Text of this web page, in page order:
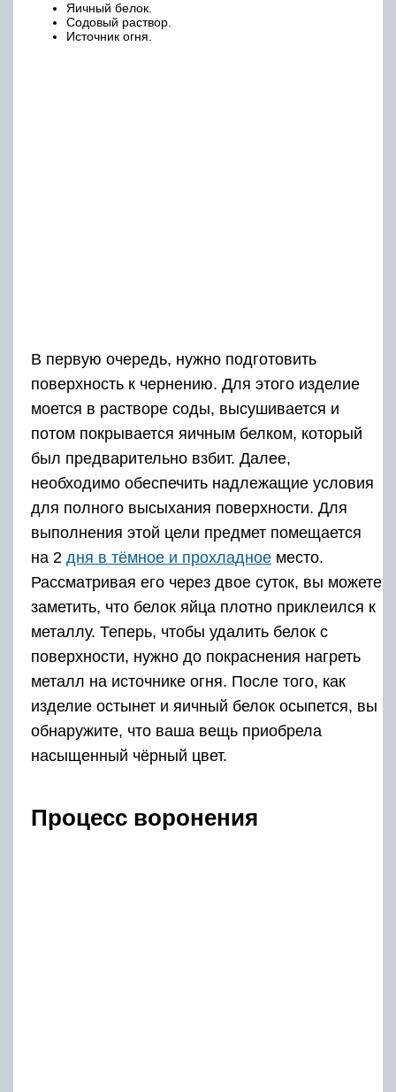
Яичный белок.
Содовый раствор.
Источник огня.
В первую очередь, нужно подготовить
поверхность к чернению. Для этого изделие
моется в растворе соды, высушивается и
потом покрывается яичным белком, который
был предварительно взбит. Далее,
необходимо обеспечить надлежащие условия
для полного высыхания поверхности. Для
выполнения этой цели предмет помещается
на 2 дня в тёмное и прохладное место.
Рассматривая его через двое суток, вы можете
заметить, что белок яйца плотно приклеился к
металлу. Теперь, чтобы удалить белок с
поверхности, нужно до покраснения нагреть
металл на источнике огня. После того, как
изделие остынет и яичный белок осыпется, вы
обнаружите, что ваша вещь приобрела
насыщенный чёрный цвет.
Процесс воронения